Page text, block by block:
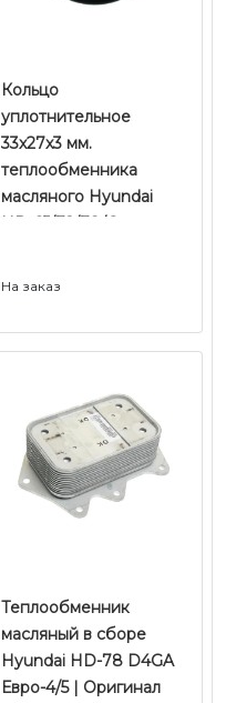
Кольцо
уплотнительное
33x27x3 мм.
теплообменника
масляного Hyundai
HD-65/72/78/County
На заказ
Теплообменник
масляный в сборе
Hyundai HD-78 D4GA
Евро-4/5 | Оригинал